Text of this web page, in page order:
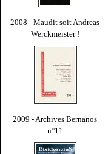
2008 - Maudit soit Andreas
Werckmeister !
2009 - Archives Bernanos
n°11